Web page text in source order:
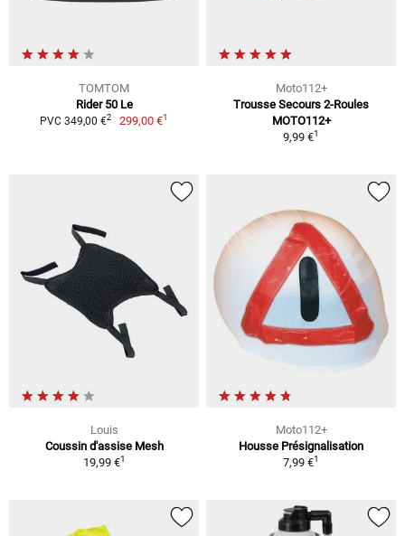
TOMTOM
Rider 50 Le
PVC 349,00 €2 299,00 €1
Moto112+
Trousse Secours 2-Roules
MOTO112+
9,99 €1
Louis
Coussin d'assise Mesh
19,99 €1
Moto112+
Housse Présignalisation
7,99 €1